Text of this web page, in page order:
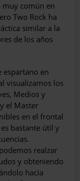
muy común en
Two Rock ha
similar a la
de los años
espartano en
visualizamos los
Medios y
el Master
en el frontal
bastante útil y
realzar
y obteniendo
hacia